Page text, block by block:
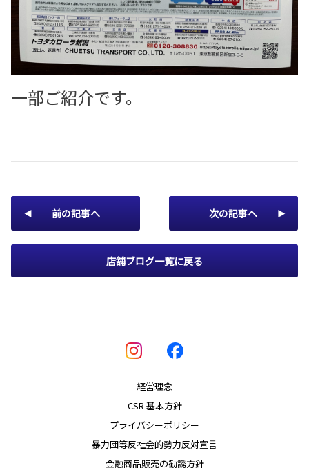
一部ご紹介です。
前の記事へ
店舗ブログ一覧に戻る
次の記事へ
経営理念
CSR 基本方針
プライバシーポリシー
暴力団等反社会的勢力反対宣言
金融商品販売の勧誘方針